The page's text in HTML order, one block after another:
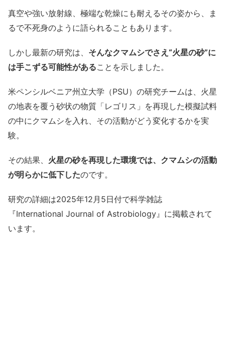
真空や強い放射線、極端な乾燥にも耐えるその姿から、ま
るで不死身のように語られることもあります。
しかし最新の研究は、 そんなクマムシでさえ“火星の砂”に
は手こずる可能性があることを示しました。
米ペンシルベニア州立大学（PSU）の研究チームは、火星
の地表を覆う砂状の物質「レゴリス」を再現した模擬試料
の中にクマムシを入れ、その活動がどう変化するかを実
験。
その結果、 火星の砂を再現した環境では、クマムシの活動
が明らかに低下したのです。
研究の詳細は2025年12月5日付で科学雑誌
『International Journal of Astrobiology』に掲載されて
います。